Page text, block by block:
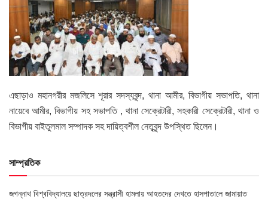
এছাড়াও মহানগরীর মজলিসে শূরার সদস্যবৃন্দ, থানা আমীর, বিভাগীয় সভাপতি, থানা
নায়েবে আমীর, বিভাগীয় সহ সভাপতি , থানা সেক্রেটারী, সহকারী সেক্রেটারী, থানা ও
বিভাগীয় বাইতুলমাল সম্পাদক সহ দায়িত্বশীল নেতৃবৃন্দ উপস্থিত ছিলেন।
সাম্প্রতিক
জগন্নাথ বিশ্ববিদ্যালয়ে ছাত্রদলের সন্ত্রাসী হামলায় আহতদের দেখতে হাসপাতালে জামায়াত